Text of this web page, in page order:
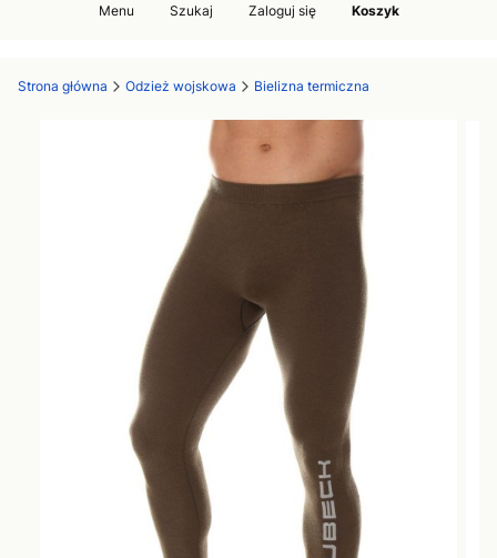
Menu Szukaj Zaloguj się Koszyk
Strona główna Odzież wojskowa Bielizna termiczna